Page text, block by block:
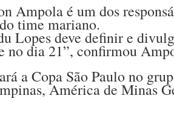
Ampola é um dos
time mariano.
Lopes deve definir e
no dia 21”, confirmou
a Copa São Paulo no
América de Minas